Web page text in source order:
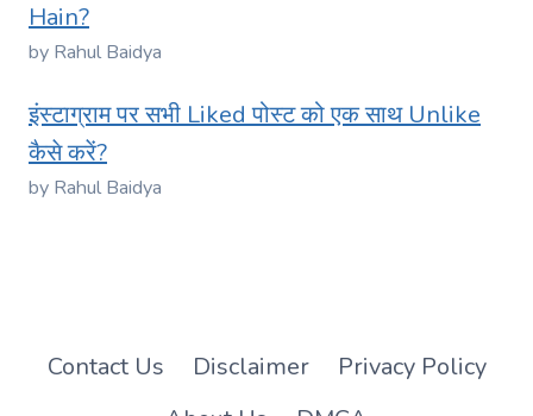
Hain?
by Rahul Baidya
इंस्टाग्राम पर सभी Liked पोस्ट को एक साथ Unlike
कैसे करें?
by Rahul Baidya
Contact Us Disclaimer
Privacy Policy